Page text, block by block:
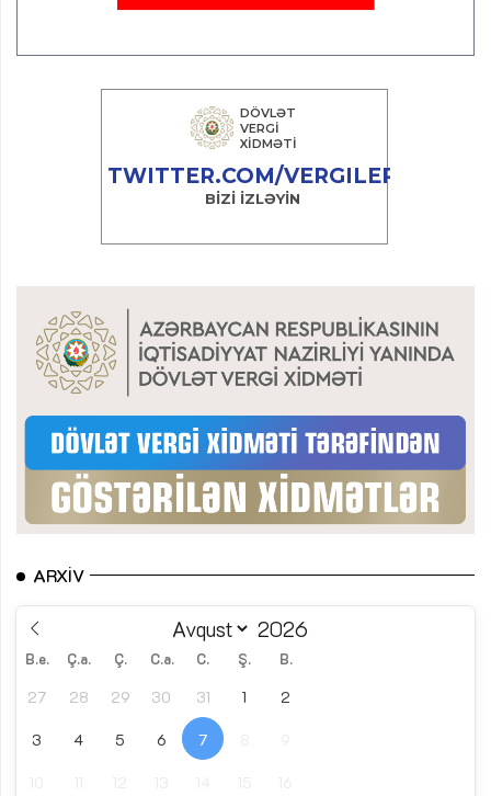
ARXIV
B.e. Ç.a. Ç. C.a. C. Ş. B.
27 28 29 30 31 1 2
3 4 5 6 7